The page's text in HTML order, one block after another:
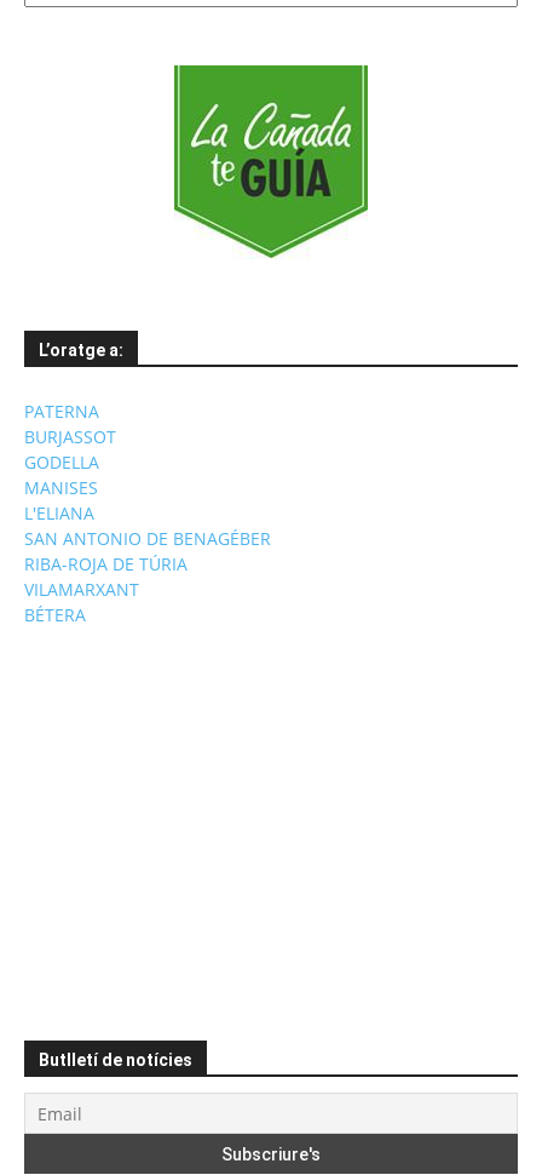
L’oratge a:
PATERNA
BURJASSOT
GODELLA
MANISES
L'ELIANA
SAN ANTONIO DE BENAGÉBER
RIBA-ROJA DE TÚRIA
VILAMARXANT
BÉTERA
Butlletí de notícies